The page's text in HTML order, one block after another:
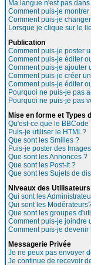
Ma langue n'est pas
Comment puis-je
Comment puis-je
Lorsque je clique sur le
Publication
Comment puis-je poster
Comment puis-je éditer
Comment puis-je ajouter
Comment puis-je créer
Comment puis-je éditer
Pourquoi ne puis-je pas
Pourquoi ne puis-je pas
Mise en forme et Types
Qu'est-ce que le BBCode
Puis-je utiliser le HTML?
Que sont les Smilies ?
Puis-je poster des
Que sont les Annonces ?
Que sont les Post-it ?
Que sont les Sujets de
Niveaux des
Qui sont les
Qui sont les
Que sont les groupes
Comment puis-je joindre
Comment puis-je
Messagerie Privée
Je ne peux pas envoyer
Je continue de recevoir